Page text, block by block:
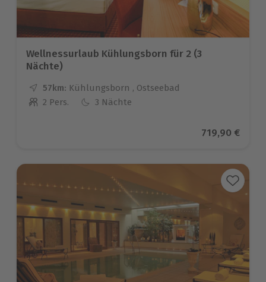
Wellnessurlaub Kühlungsborn für 2 (3
Nächte)
57km: Entfernung
Standort
Kühlungsborn , Ostseebad
Anzahl der Teilnehmer
2 Pers. 3 Nächte
Aktueller
719,90 €